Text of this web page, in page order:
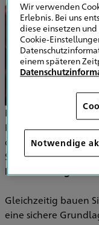
Die Arbeitskraft ist
Menschen – und
der
HDI
Sie sich zuverlässig
Berufsunfähigkeit.
Gleichzeitig bauen
eine sichere
Wir verwenden
Erlebnis. Bei uns
diese einsetzen
Cookie-
einem späteren
Notwendige